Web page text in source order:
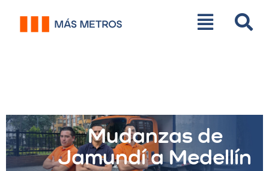
Mudanzas de
Jamundí a Medellín